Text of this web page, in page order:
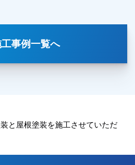
含めて、外壁塗装の施工内容を
も綺麗で、色も思っていた通り
のお言葉をいただき、ご満足い
たちも大変嬉しく思っておりま
お住まいの外壁塗装工事をお
ありがとうございました。
事例一覧へ
と屋根塗装を施工させていただ